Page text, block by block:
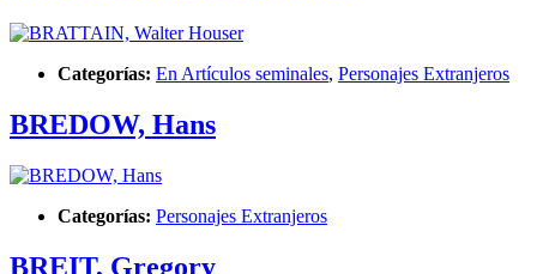
Categorías: En Artículos seminales, Personajes Extranjeros
BREDOW, Hans
Categorías: Personajes Extranjeros
BREIT, Gregory